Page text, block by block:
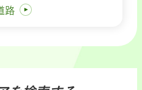
路